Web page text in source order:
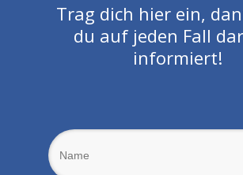
Trag dich hier ein,
du auf jeden Fall
informiert!